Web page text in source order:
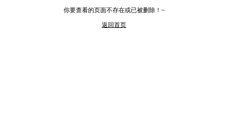
你要查看的页面不存在或已被删除！~
返回首页